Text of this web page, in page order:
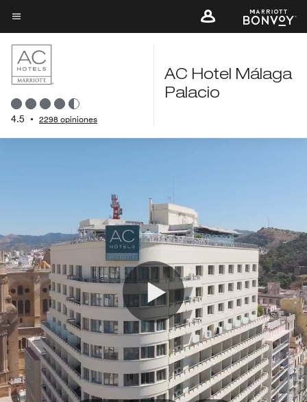
Skip
to
main
content
Texto del menú
4.5 • 2298 opiniones
AC Hotel Málaga
Palacio